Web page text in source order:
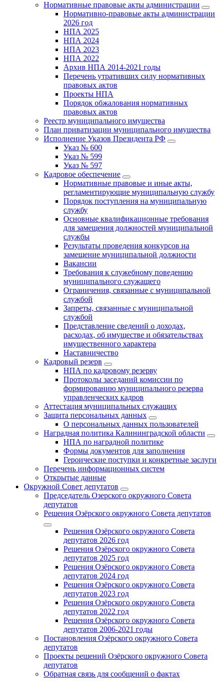
Нормативные правовые акты администрации
Нормативно-правовые акты администрации
2026 год
НПА 2025
НПА 2024
НПА 2023
НПА 2022
Архив НПА 2014-2021 годы
Перечень утративших силу нормативных
правовых актов
Проекты НПА
Порядок обжалования нормативных
правовых актов
Реестр муниципального имущества
План приватизации муниципального имущества
Исполнение Указов Президента РФ
Указ № 600
Указ № 599
Указ № 597
Кадровое обеспечение
Нормативные правовые и иные акты,
регламентирующие муниципальную службу
Порядок поступления на муниципальную
службу
Основные квалификационные требования
для замещения должностей муниципальной
службы
Результаты проведения конкурсов на
замещение муниципальной должности
Вакансии
Требования к служебному поведению
муниципального служащего
Ограничения, связанные с муниципальной
службой
Запреты, связанные с муниципальной
службой
Представление сведений о доходах,
расходах, об имуществе и обязательствах
имущественного характера
Наставничество
Кадровый резерв
НПА по кадровому резерву
Протоколы заседаний комиссии по
формированию муниципального резерва
управленческих кадров
Аттестация муниципальных служащих
Защита персональных данных
О персональных данных пользователей
Наградная политика Калининградской области
НПА по наградной политике
Формы документов для заполнения
Героические поступки и конкретные заслуги
Перечень информационных систем
Открытые данные
Окружной Совет депутатов
Председатель Озерского окружного Совета
депутатов
Решения Озёрского окружного Совета депутатов
Решения Озёрского окружного Совета
депутатов 2026 год
Решения Озёрского окружного Совета
депутатов 2025 год
Решения Озёрского окружного Совета
депутатов 2024 год
Решения Озёрского окружного Совета
депутатов 2023 год
Решения Озёрского окружного Совета
депутатов 2022 год
Решения Озёрского окружного Совета
депутатов 2006-2021 годы
Постановления Озёрского окружного Совета
депутатов
Проекты решений Озёрского окружного Совета
депутатов
Обратная связь для сообщений о фактах